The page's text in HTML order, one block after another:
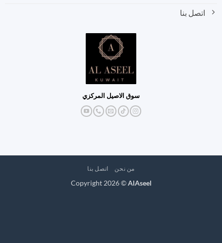
اتصل بنا
سوق الاصيل المركزي
من نحن اتصل بنا
Copyright 2026 ©AlAseel